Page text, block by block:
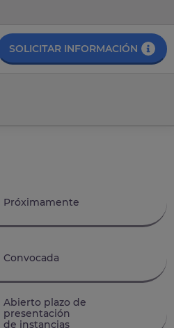
SOLICITAR INFORMACIÓN
Próximamente
Convocada
Abierto plazo de
presentación
de instancias